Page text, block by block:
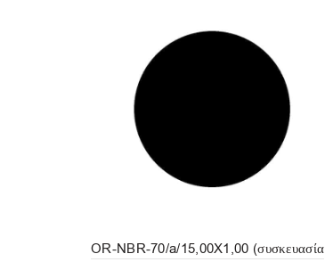
OR-NBR-70/a/15,00X1,00 (συσκευασία